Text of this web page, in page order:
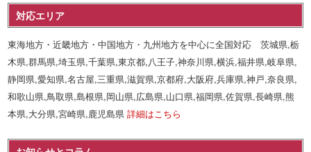
対応エリア
東海地方・近畿地方・中国地方・九州地方を中心に全国対応 茨城県,栃
木県,群馬県,埼玉県,千葉県,東京都,八王子,神奈川県,横浜,福井県,岐阜県,
静岡県,愛知県,名古屋,三重県,滋賀県,京都府,大阪府,兵庫県,神戸,奈良県,
和歌山県,鳥取県,島根県,岡山県,広島県,山口県,福岡県,佐賀県,長崎県,熊
本県,大分県,宮崎県,鹿児島県詳細はこちら